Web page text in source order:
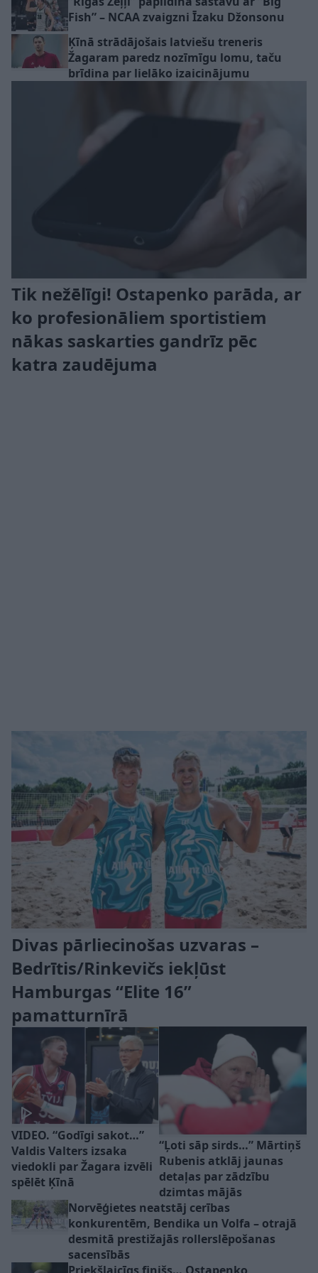
Fish” – NCAA zvaigzni Īzaku Džonsonu
Ķīnā strādājošais latviešu treneris
Žagaram paredz nozīmīgu lomu, taču
brīdina par lielāko izaicinājumu
Tik nežēlīgi! Ostapenko parāda, ar
ko profesionāliem sportistiem
nākas saskarties gandrīz pēc
katra zaudējuma
Divas pārliecinošas uzvaras –
Bedrītis/Rinkevičs iekļūst
Hamburgas “Elite 16”
pamatturnīrā
VIDEO. “Godīgi sakot…”
Valdis Valters izsaka
viedokli par Žagara izvēli
spēlēt Ķīnā
“Ļoti sāp sirds…” Mārtiņš
Rubenis atklāj jaunas
detaļas par zādzību
dzimtas mājās
Norvēģietes neatstāj cerības
konkurentēm, Bendika un Volfa – otrajā
desmitā prestižajās rollerslēpošanas
sacensībās